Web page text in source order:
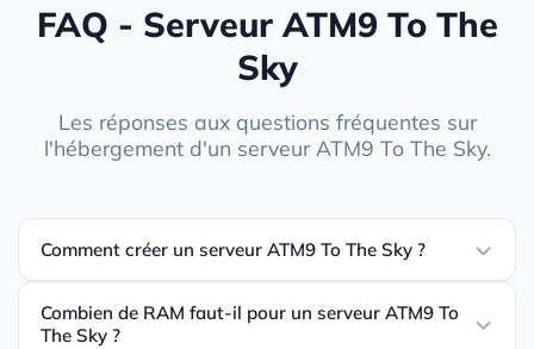
FAQ - Serveur ATM9 To The
Sky
Les réponses aux questions fréquentes sur
l'hébergement d'un serveur ATM9 To The Sky.
Comment créer un serveur ATM9 To The Sky ?
Combien de RAM faut-il pour un serveur ATM9 To
The Sky ?